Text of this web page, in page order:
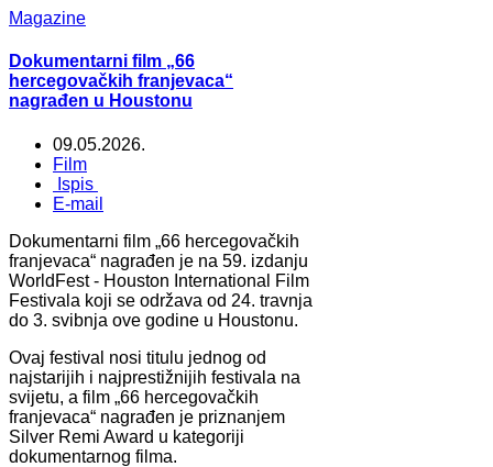
Magazine
Dokumentarni film „66
hercegovačkih franjevaca“
nagrađen u Houstonu
09.05.2026.
Film
Ispis
E-mail
Dokumentarni film „66 hercegovačkih
franjevaca“ nagrađen je na 59. izdanju
WorldFest - Houston International Film
Festivala koji se održava od 24. travnja
do 3. svibnja ove godine u Houstonu.
Ovaj festival nosi titulu jednog od
najstarijih i najprestižnijih festivala na
svijetu, a film „66 hercegovačkih
franjevaca“ nagrađen je priznanjem
Silver Remi Award u kategoriji
dokumentarnog filma.